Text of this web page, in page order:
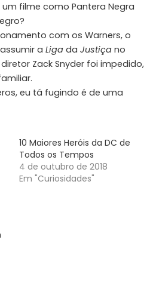
filme como Pantera Negra
com os Warners, o
a Liga da Justiça no
Zack Snyder foi impedido,
eu tá fugindo é de uma
10 Maiores Heróis da DC de
Todos os Tempos
4 de outubro de 2018
Em "Curiosidades"